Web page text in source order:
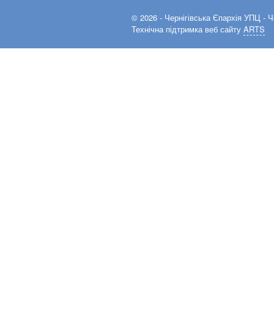
© 2026 - Чернігівська Єпархія УПЦ -
Технічна підтримка веб сайту ARTS